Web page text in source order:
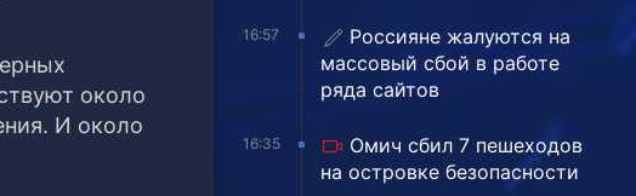
около
И около
16:57
Россияне жалуются на
массовый сбой в работе
ряда сайтов
16:35
Омич сбил 7 пешеходов
на островке безопасности